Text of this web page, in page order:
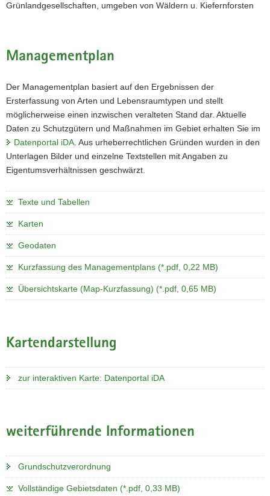
Grünlandgesellschaften, umgeben von Wäldern u. Kiefernforsten
Managementplan
Der Managementplan basiert auf den Ergebnissen der
Ersterfassung von Arten und Lebensraumtypen und stellt
möglicherweise einen inzwischen veralteten Stand dar. Aktuelle
Daten zu Schutzgütern und Maßnahmen im Gebiet erhalten Sie im
Datenportal iDA . Aus urheberrechtlichen Gründen wurden in den
Unterlagen Bilder und einzelne Textstellen mit Angaben zu
Eigentumsverhältnissen geschwärzt.
Texte und Tabellen
Karten
Geodaten
Kurzfassung des Managementplans (*.pdf, 0,22 MB)
Übersichtskarte (Map-Kurzfassung) (*.pdf, 0,65 MB)
Kartendarstellung
zur interaktiven Karte: Datenportal iDA
weiterführende Informationen
Grundschutzverordnung
Vollständige Gebietsdaten (*.pdf, 0,33 MB)